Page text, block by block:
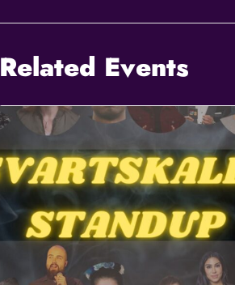
Related Events